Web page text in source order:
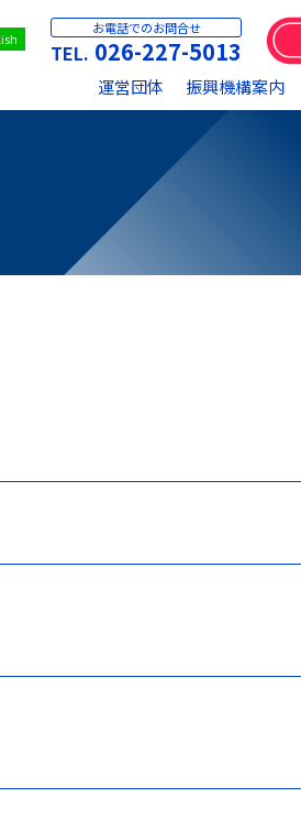
運営団体 振興機構案内
お電話でのお問合せ
026-227-5013